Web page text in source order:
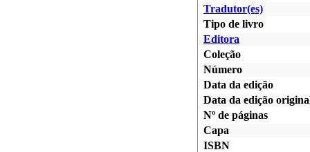
Tradutor(es)
Tipo de livro
Editora
Coleção
Número
Data da edição
Data da edição
Nº de páginas
Capa
ISBN